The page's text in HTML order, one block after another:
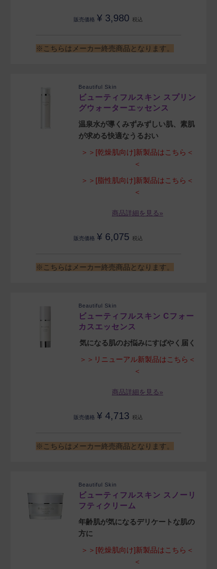
販売価格 ¥ 3,980 税込
※こちらはメーカー終売商品となります。
Beautiful Skin
ビューティフルスキン スプリン
グウォーターエッセンス
温泉水が導くみずみずしい肌、素肌
が求める快適なうるおい
＞＞[乾燥肌向け]新製品はこちら＜
＜
＞＞[脂性肌向け]新製品はこちら＜
＜
商品詳細を見る»
販売価格 ¥ 6,075 税込
※こちらはメーカー終売商品となります。
Beautiful Skin
ビューティフルスキン Cフォー
カスエッセンス
気になる肌のお悩みにすばやく届く
＞＞リニューアル新製品はこちら＜
＜
商品詳細を見る»
販売価格 ¥ 4,713 税込
※こちらはメーカー終売商品となります。
Beautiful Skin
ビューティフルスキン スノーリ
フティクリーム
年齢肌が気になるデリケートな肌の
方に
＞＞[乾燥肌向け]新製品はこちら＜
＜